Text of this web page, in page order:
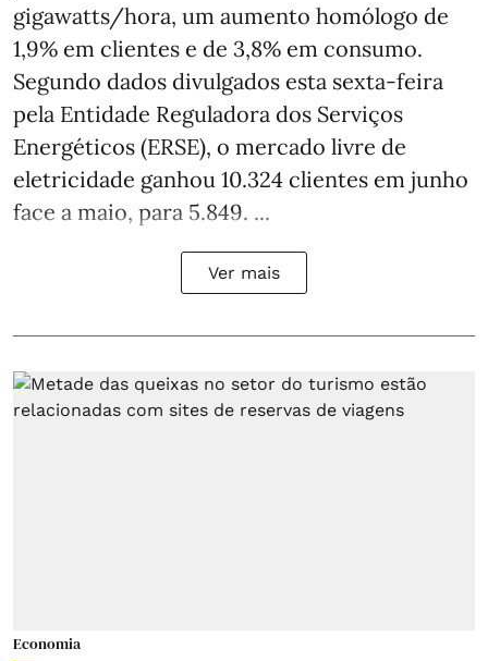
gigawatts/hora, um aumento homólogo de
1,9% em clientes e de 3,8% em consumo.
Segundo dados divulgados esta sexta-feira
pela Entidade Reguladora dos Serviços
Energéticos (ERSE), o mercado livre de
eletricidade ganhou 10.324 clientes em junho
face a maio, para 5.849. ...
Ver mais
Economia